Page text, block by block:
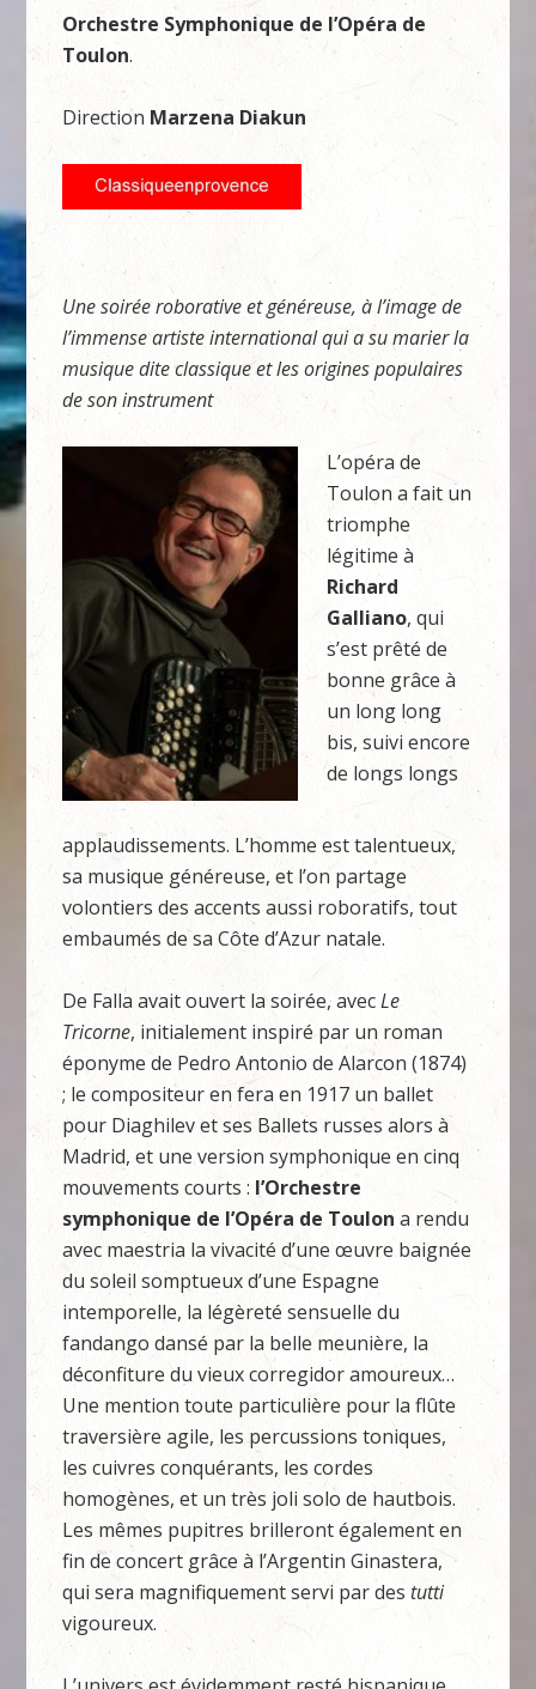
Orchestre Symphonique de l’Opéra de
Toulon.
Direction Marzena Diakun
Une soirée roborative et généreuse, à l’image de
l’immense artiste international qui a su marier la
musique dite classique et les origines populaires
de son instrument
L’opéra de
Toulon a fait un
triomphe
légitime à
Richard
Galliano, qui
s’est prêté de
bonne grâce à
un long long
bis, suivi encore
de longs longs
applaudissements. L’homme est talentueux,
sa musique généreuse, et l’on partage
volontiers des accents aussi roboratifs, tout
embaumés de sa Côte d’Azur natale.
De Falla avait ouvert la soirée, avecLe
Tricorne, initialement inspiré par un roman
éponyme de Pedro Antonio de Alarcon (1874)
; le compositeur en fera en 1917 un ballet
pour Diaghilev et ses Ballets russes alors à
Madrid, et une version symphonique en cinq
mouvements courts : l’Orchestre
symphonique de l’Opéra de Toulon a rendu
avec maestria la vivacité d’une œuvre baignée
du soleil somptueux d’une Espagne
intemporelle, la légèreté sensuelle du
fandango dansé par la belle meunière, la
déconfiture du vieux corregidor amoureux…
Une mention toute particulière pour la flûte
traversière agile, les percussions toniques,
les cuivres conquérants, les cordes
homogènes, et un très joli solo de hautbois.
Les mêmes pupitres brilleront également en
fin de concert grâce à l’Argentin Ginastera,
qui sera magnifiquement servi par destutti
vigoureux.